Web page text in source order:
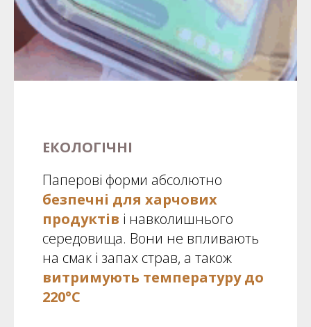
ЕКОЛОГІЧНІ
Паперові форми абсолютно
безпечні для харчових
продуктів і навколишнього
середовища. Вони не впливають
на смак і запах страв, а також
витримують температуру до
220°C